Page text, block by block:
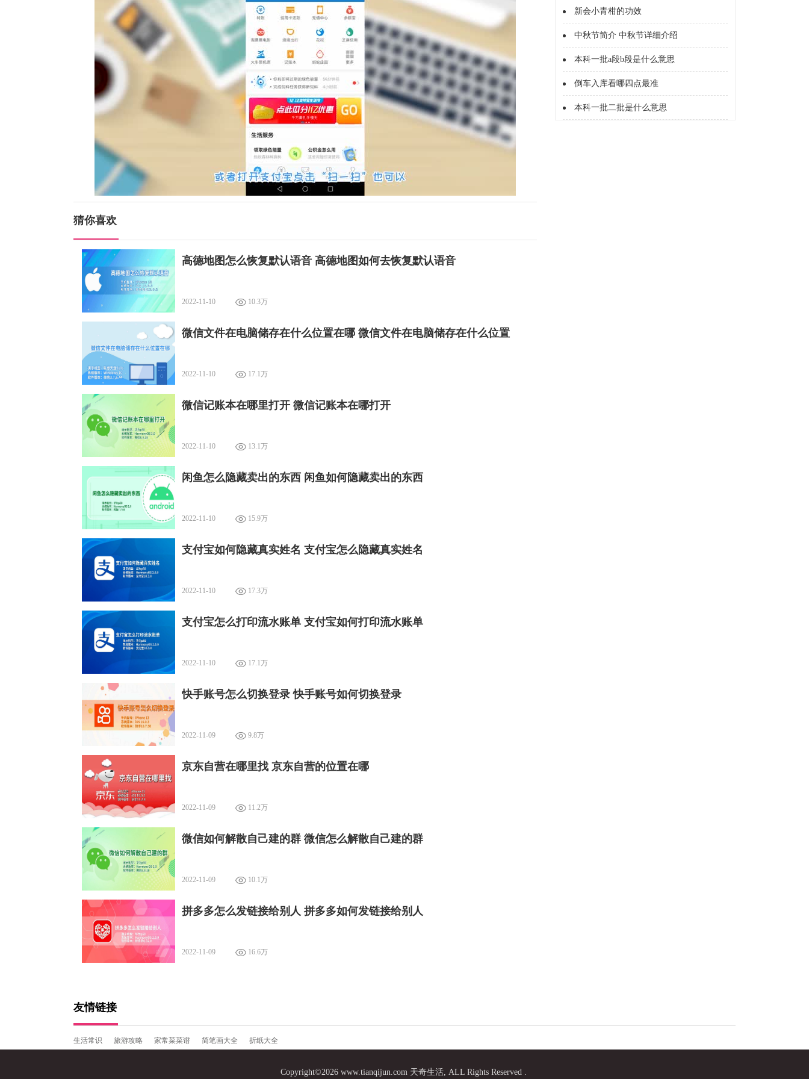
猜你喜欢
高德地图怎么恢复默认语音 高德地图如何去恢复默认语音
2022-11-10 10.3万
微信文件在电脑储存在什么位置在哪 微信文件在电脑储存在什么位置
2022-11-10 17.1万
微信记账本在哪里打开 微信记账本在哪打开
2022-11-10 13.1万
闲鱼怎么隐藏卖出的东西 闲鱼如何隐藏卖出的东西
2022-11-10 15.9万
支付宝如何隐藏真实姓名 支付宝怎么隐藏真实姓名
2022-11-10 17.3万
支付宝怎么打印流水账单 支付宝如何打印流水账单
2022-11-10 17.1万
快手账号怎么切换登录 快手账号如何切换登录
2022-11-09 9.8万
京东自营在哪里找 京东自营的位置在哪
2022-11-09 11.2万
微信如何解散自己建的群 微信怎么解散自己建的群
2022-11-09 10.1万
拼多多怎么发链接给别人 拼多多如何发链接给别人
2022-11-09 16.6万
新会小青柑的功效
中秋节简介 中秋节详细介绍
本科一批a段b段是什么意思
倒车入库看哪四点最准
本科一批二批是什么意思
友情链接
生活常识 旅游攻略 家常菜菜谱 简笔画大全 折纸大全
Copyright©2026 www.tianqijun.com 天奇生活, ALL Rights Reserved .